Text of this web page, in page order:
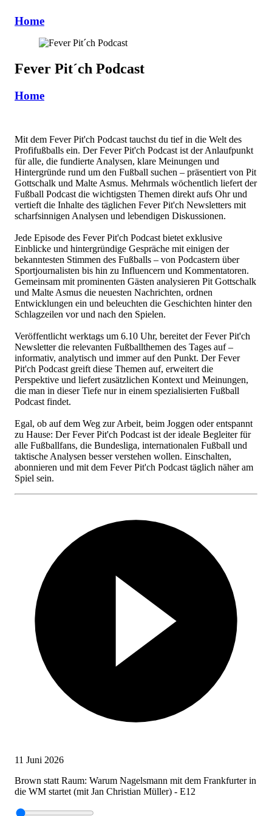
Home
Fever Pit´ch Podcast
Home
Mit dem Fever Pit'ch Podcast tauchst du tief in die Welt des
Profifußballs ein. Der Fever Pit'ch Podcast ist der Anlaufpunkt
für alle, die fundierte Analysen, klare Meinungen und
Hintergründe rund um den Fußball suchen – präsentiert von Pit
Gottschalk und Malte Asmus. Mehrmals wöchentlich liefert der
Fußball Podcast die wichtigsten Themen direkt aufs Ohr und
vertieft die Inhalte des täglichen Fever Pit'ch Newsletters mit
scharfsinnigen Analysen und lebendigen Diskussionen.
Jede Episode des Fever Pit'ch Podcast bietet exklusive
Einblicke und hintergründige Gespräche mit einigen der
bekanntesten Stimmen des Fußballs – von Podcastern über
Sportjournalisten bis hin zu Influencern und Kommentatoren.
Gemeinsam mit prominenten Gästen analysieren Pit Gottschalk
und Malte Asmus die neuesten Nachrichten, ordnen
Entwicklungen ein und beleuchten die Geschichten hinter den
Schlagzeilen vor und nach den Spielen.
Veröffentlicht werktags um 6.10 Uhr, bereitet der Fever Pit'ch
Newsletter die relevanten Fußballthemen des Tages auf –
informativ, analytisch und immer auf den Punkt. Der Fever
Pit'ch Podcast greift diese Themen auf, erweitert die
Perspektive und liefert zusätzlichen Kontext und Meinungen,
die man in dieser Tiefe nur in einem spezialisierten Fußball
Podcast findet.
Egal, ob auf dem Weg zur Arbeit, beim Joggen oder entspannt
zu Hause: Der Fever Pit'ch Podcast ist der ideale Begleiter für
alle Fußballfans, die Bundesliga, internationalen Fußball und
taktische Analysen besser verstehen wollen. Einschalten,
abonnieren und mit dem Fever Pit'ch Podcast täglich näher am
Spiel sein.
11 Juni 2026
Brown statt Raum: Warum Nagelsmann mit dem Frankfurter in
die WM startet (mit Jan Christian Müller) - E12